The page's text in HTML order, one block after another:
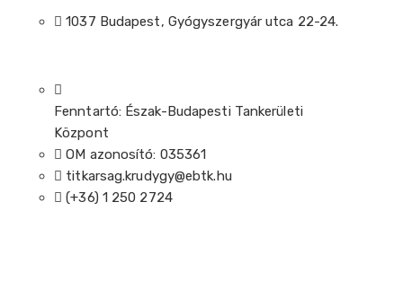
1037 Budapest, Gyógyszergyár utca 22-24.
Fenntartó: Észak-Budapesti Tankerületi
Központ
OM azonosító: 035361
titkarsag.krudygy@ebtk.hu
(+36) 1 250 2724​